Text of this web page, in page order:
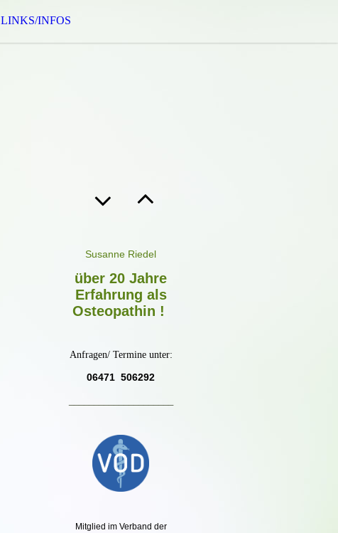
LINKS/INFOS
Susanne Riedel
über 20 Jahre
Erfahrung als
Osteopathin !
Anfragen/ Termine unter:
06471 506292
Mitglied im Verband der